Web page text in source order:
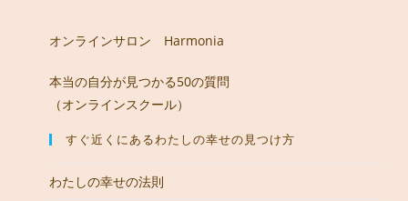
オンラインサロン Harmonia
本当の自分が見つかる50の質問
（オンラインスクール）
すぐ近くにあるわたしの幸せの見つけ方
わたしの幸せの法則